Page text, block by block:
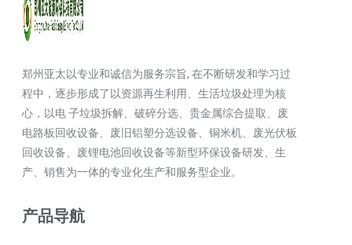
郑州亚太以专业和诚信为服务宗旨, 在不断研发和学习过
程中，逐步形成了以资源再生利用、生活垃圾处理为核
心，以电 子垃圾拆解、破碎分选、贵金属综合提取、废
电路板回收设备、废旧铝塑分选设备、铜米机、废光伏板
回收设备、废锂电池回收设备等新型环保设备研发、生
产、销售为一体的专业化生产和服务型企业。
产品导航